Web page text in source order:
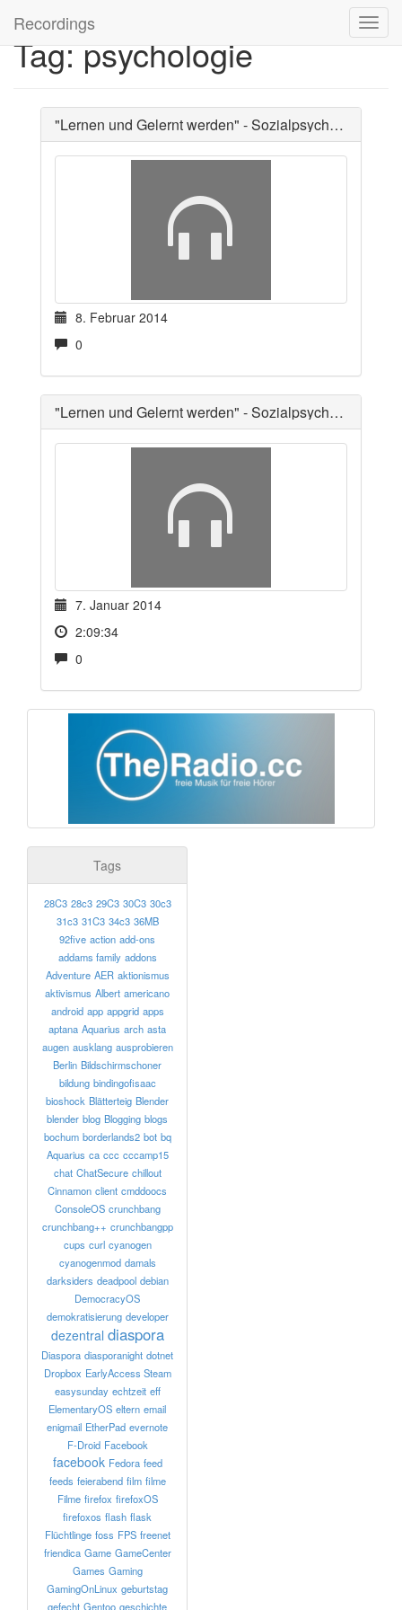
Recordings
Tag: psychologie
"Lernen und Gelernt werden" - Sozialpsychologie 2
8. Februar 2014
0
"Lernen und Gelernt werden" - Sozialpsychologie 1
7. Januar 2014
2:09:34
0
Tags
28C3 28c3 29C3 30C3 30c3
31c3 31C3 34c3 36MB
92five action add-ons
addams family addons
Adventure AER aktionismus
aktivismus Albert americano
android app appgrid apps
aptana Aquarius arch asta
augen ausklang ausprobieren
Berlin Bildschirmschoner
bildung bindingofisaac
bioshock Blätterteig Blender
blender blog Blogging blogs
bochum borderlands2 bot bq
Aquarius ca ccc cccamp15
chat ChatSecure chillout
Cinnamon client cmddoocs
ConsoleOS crunchbang
crunchbang++ crunchbangpp
cups curl cyanogen
cyanogenmod damals
darksiders deadpool debian
DemocracyOS
demokratisierung developer
dezentral diaspora
Diaspora diasporanight dotnet
Dropbox EarlyAccess Steam
easysunday echtzeit eff
ElementaryOS eltern email
enigmail EtherPad evernote
F-Droid Facebook
facebook Fedora feed
feeds feierabend film filme
Filme firefox firefoxOS
firefoxos flash flask
Flüchtlinge foss FPS freenet
friendica Game GameCenter
Games Gaming
GamingOnLinux geburtstag
gefecht Gentoo geschichte